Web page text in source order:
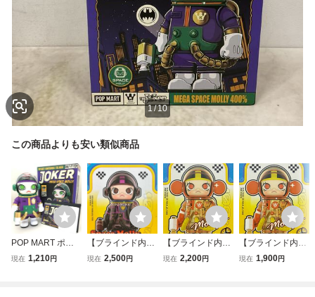
1/10
この商品よりも安い類似商品
POP MART ポッ
プマート JOKER
現在 1,210円
【ブラインド内袋
未開封】 MEGA S
現在 2,500円
【ブラインド内袋
未開封】 MEGA S
現在 2,200円
【ブラインド内袋
未開封】 MEGA S
現在 1,900円